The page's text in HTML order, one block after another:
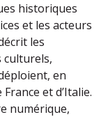
historiques
et les acteurs
les
culturels,
en
et d’Italie.
numérique,